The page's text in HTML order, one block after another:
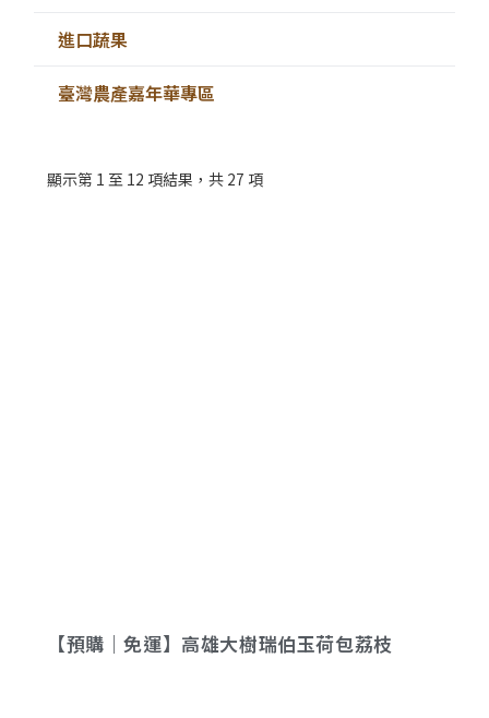
進口蔬果
臺灣農產嘉年華專區
顯示第 1 至 12 項結果，共 27 項
【預購｜免運】高雄大樹瑞伯玉荷包荔枝